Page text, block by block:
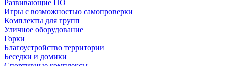
Развивающие ПО
Игры с возможностью самопроверки
Комплекты для групп
Уличное оборудование
Горки
Благоустройство территории
Беседки и домики